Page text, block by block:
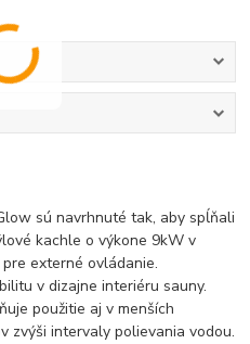
sú navrhnuté tak, aby spĺňali
kachle o výkone 9kW v
externé ovládanie.
v dizajne interiéru sauny.
použitie aj v menších
zvýši intervaly polievania vodou.